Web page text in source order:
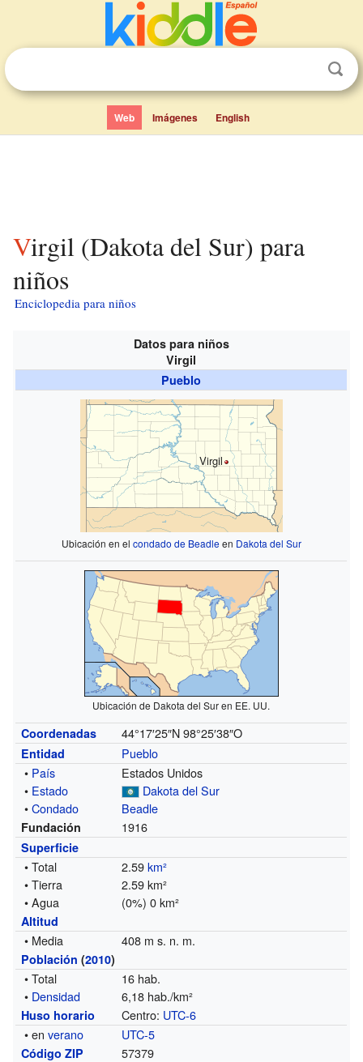
Web Imágenes English
Virgil (Dakota del Sur) para
niños
Enciclopedia para niños
Datos para niños
Virgil
Pueblo
Virgil
Ubicación en el condado de Beadleen Dakota del Sur
Ubicación de Dakota del Sur en EE. UU.
Coordenadas 44°17′25″N 98°25′38″O
Entidad
Pueblo
• País
Estados Unidos
• Estado
Dakota del Sur
•Condado Beadle
Fundación 1916
Superficie
• Total 2.59km²
• Tierra
2.59 km²
• Agua
(0%) 0 km²
Altitud
• Media 408 m s. n. m.
Población (2010)
• Total
16 hab.
• Densidad 6,18 hab./km²
Huso horario Centro: UTC-6
• enverano UTC-5
Código ZIP 57379